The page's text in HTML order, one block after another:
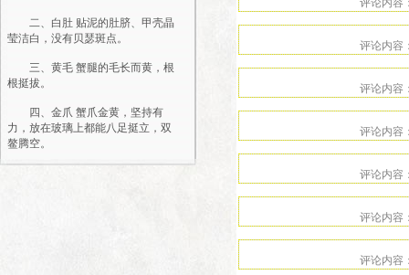
二、白肚 贴泥的肚脐、甲壳晶
莹洁白，没有贝瑟斑点。
三、黄毛 蟹腿的毛长而黄，根
根挺拔。
四、金爪 蟹爪金黄，坚持有
力，放在玻璃上都能八足挺立，双
鳌腾空。